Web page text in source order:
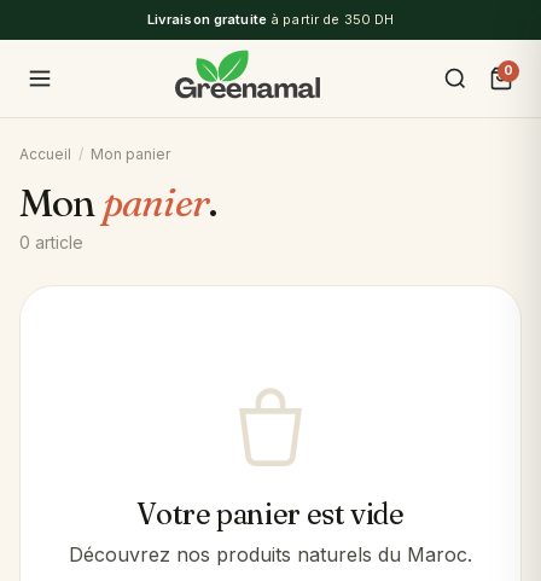
Livraison gratuiteà partir de 350 DH
0
Accueil / Mon panier
Monpanier.
0 article
Votre panier est vide
Découvrez nos produits naturels du Maroc.